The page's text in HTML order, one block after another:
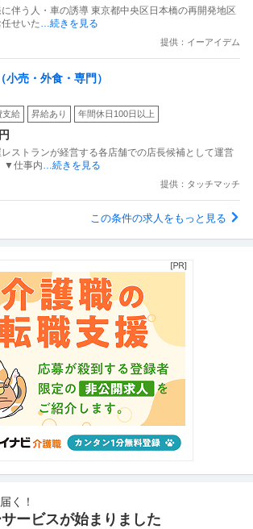
伴う人・車の誘導 東京都中央区日本橋の再開発地区
せいた …続きを見る
提供：イーアイデム
売・外食・専門）
支給 昇給あり 年間休日100日以上
ストランが経営する各店舗での店長候補として運営
▼仕事内 …続きを見る
提供：タッチマッチ
この条件の求人をもっと見る
く！
ービスが始まりました